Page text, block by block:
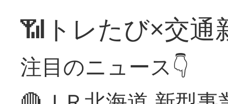
📶トレたび×交通
注目のニュース👇